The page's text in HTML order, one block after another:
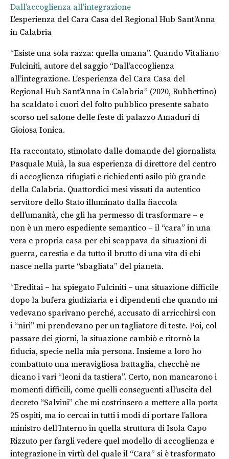
Dall’accoglienza all’integrazione
L'esperienza del Cara Casa del Regional Hub Sant'Anna
in Calabria
“Esiste una sola razza: quella umana”. Quando Vitaliano
Fulciniti, autore del saggio “Dall’accoglienza
all’integrazione. L’esperienza del Cara Casa del
Regional Hub Sant’Anna in Calabria” (2020, Rubbettino)
ha scaldato i cuori del folto pubblico presente sabato
scorso nel salone delle feste di palazzo Amaduri di
Gioiosa Ionica.
Ha raccontato, stimolato dalle domande del giornalista
Pasquale Muià, la sua esperienza di direttore del centro
di accoglienza rifugiati e richiedenti asilo più grande
della Calabria. Quattordici mesi vissuti da autentico
servitore dello Stato illuminato dalla fiaccola
dell’umanità, che gli ha permesso di trasformare – e
non è un mero espediente semantico – il “cara” in una
vera e propria casa per chi scappava da situazioni di
guerra, carestia e da tutto il brutto di una vita di chi
nasce nella parte “sbagliata” del pianeta.
“Ereditai – ha spiegato Fulciniti – una situazione difficile
dopo la bufera giudiziaria e i dipendenti che quando mi
vedevano sparivano perché, accusato di arricchirsi con
i “niri” mi prendevano per un tagliatore di teste. Poi, col
passare dei giorni, la situazione cambiò e ritornò la
fiducia, specie nella mia persona. Insieme a loro ho
combattuto una meravigliosa battaglia, checchè ne
dicano i vari “leoni da tastiera”. Certo, non mancarono i
momenti difficili, come quelli conseguenti all’uscita del
decreto “Salvini” che mi costrinsero a mettere alla porta
25 ospiti, ma io cercai in tutti i modi di portare l’allora
ministro dell’Interno in quella struttura di Isola Capo
Rizzuto per fargli vedere quel modello di accoglienza e
integrazione in virtù del quale il “Cara” si è trasformato